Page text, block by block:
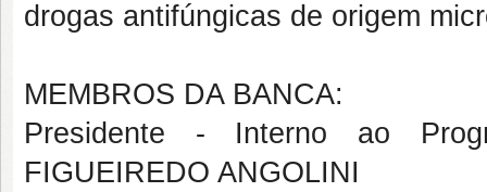
drogas antifúngicas de origem
MEMBROS DA BANCA:
Presidente - Interno ao
FIGUEIREDO ANGOLINI